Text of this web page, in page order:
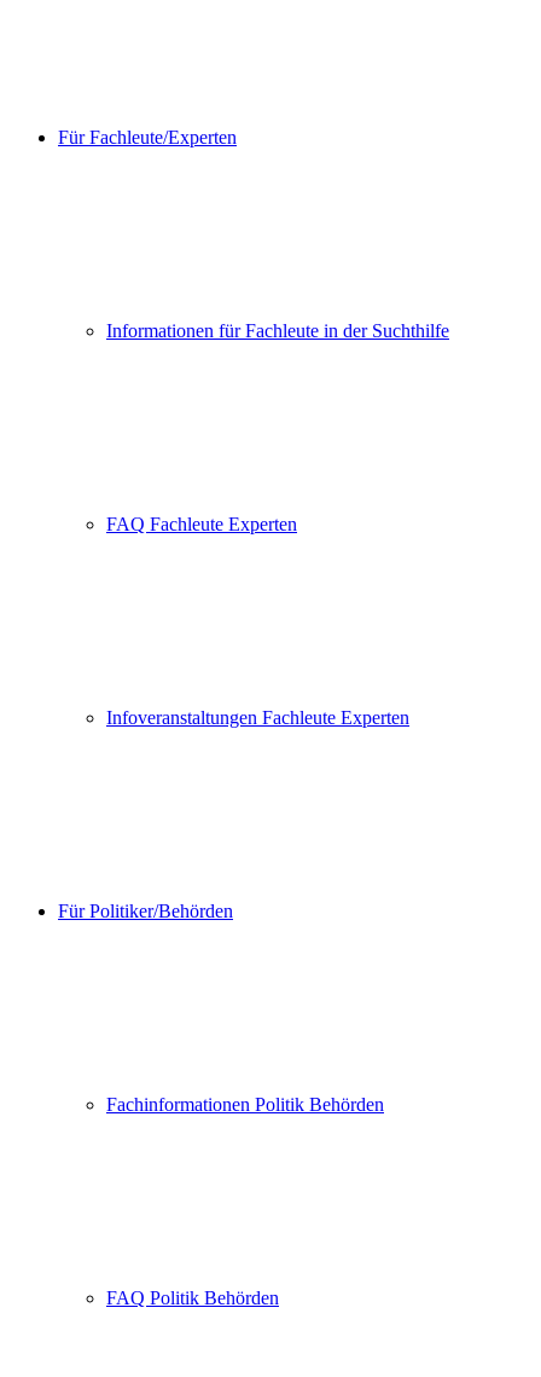
Für Fachleute/Experten
Informationen für Fachleute in der Suchthilfe
FAQ Fachleute Experten
Infoveranstaltungen Fachleute Experten
Für Politiker/Behörden
Fachinformationen Politik Behörden
FAQ Politik Behörden